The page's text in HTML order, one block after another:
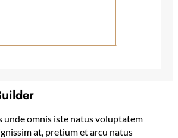
unde omnis iste natus voluptatem
at, pretium et arcu natus